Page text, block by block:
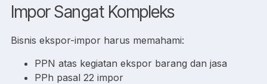
Impor Sangat Kompleks
Bisnis ekspor-impor harus memahami:
PPN atas kegiatan ekspor barang dan jasa
PPh pasal 22 impor